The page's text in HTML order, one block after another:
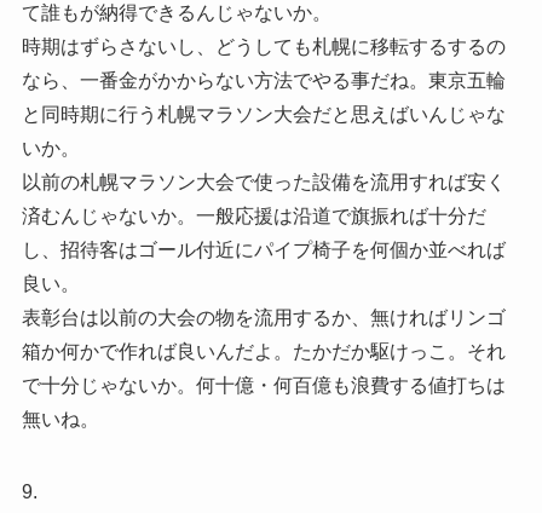
て誰もが納得できるんじゃないか。
時期はずらさないし、どうしても札幌に移転するするの
なら、一番金がかからない方法でやる事だね。東京五輪
と同時期に行う札幌マラソン大会だと思えばいんじゃな
いか。
以前の札幌マラソン大会で使った設備を流用すれば安く
済むんじゃないか。一般応援は沿道で旗振れば十分だ
し、招待客はゴール付近にパイプ椅子を何個か並べれば
良い。
表彰台は以前の大会の物を流用するか、無ければリンゴ
箱か何かで作れば良いんだよ。たかだか駆けっこ。それ
で十分じゃないか。何十億・何百億も浪費する値打ちは
無いね。
9.